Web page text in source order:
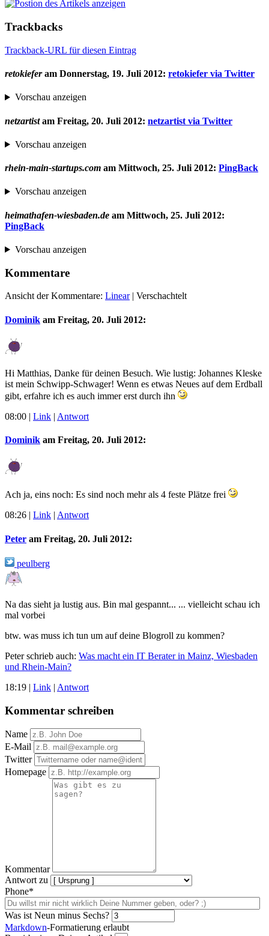
Trackbacks
Trackback-URL für diesen Eintrag
retokieferam Donnerstag, 19. Juli 2012: retokiefer via Twitter
Vorschau anzeigen
netzartistam Freitag, 20. Juli 2012: netzartist via Twitter
Vorschau anzeigen
rhein-main-startups.com am Mittwoch, 25. Juli 2012: PingBack
Vorschau anzeigen
heimathafen-wiesbaden.de am Mittwoch, 25. Juli 2012:
PingBack
Vorschau anzeigen
Kommentare
Ansicht der Kommentare: Linear| Verschachtelt
Dominik am Freitag, 20. Juli 2012:
Hi Matthias, Danke für deinen Besuch. Wie lustig: Johannes Kleske
ist mein Schwipp-Schwager! Wenn es etwas Neues auf dem Erdball
gibt, erfahre ich es auch immer erst durch ihn
08:00 | Link | Antwort
Dominik am Freitag, 20. Juli 2012:
Ach ja, eins noch: Es sind noch mehr als 4 feste Plätze frei
08:26 | Link | Antwort
Peter am Freitag, 20. Juli 2012:
peulberg
Na das sieht ja lustig aus. Bin mal gespannt... ... vielleicht schau ich
mal vorbei
btw. was muss ich tun um auf deine Blogroll zu kommen?
Peter schrieb auch: Was macht ein IT Berater in Mainz, Wiesbaden
und Rhein-Main?
18:19 | Link | Antwort
Kommentar schreiben
Name
E-Mail
Twitter
Homepage
Kommentar
Antwort zu
Phone*
Was ist Neun minus Sechs?
Markdown-Formatierung erlaubt